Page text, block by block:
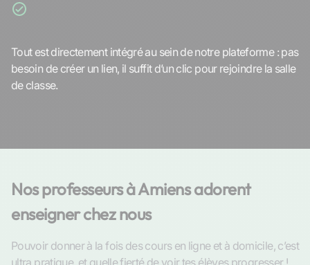
Tout est directement intégré au sein de notre plateforme : pas
besoin de créer un lien, il suffit d’un clic pour rejoindre la salle
de classe.
Nos professeurs à Amiens adorent
enseigner chez nous
Pouvoir donner à la fois des cours en ligne et à domicile, c’est
ultra pratique, et quelle fierté de voir tes élèves progresser !